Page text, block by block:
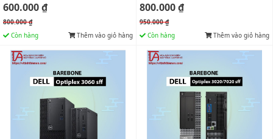
600.000 ₫
800.000 ₫
Còn hàng
Thêm vào giỏ hàng
800.000 ₫
950.000 ₫
Còn hàng
Thêm vào giỏ hàng